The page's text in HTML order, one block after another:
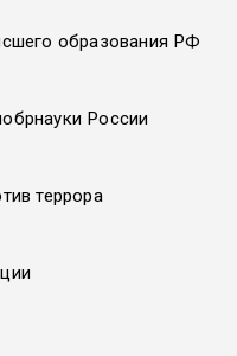
образования РФ
России
террора